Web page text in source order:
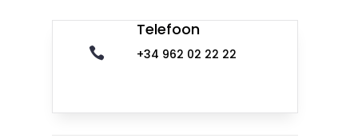

Telefoon
+34 962 02 22 22